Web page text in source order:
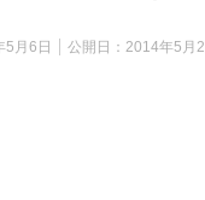
5月6日 公開日： 2014年5月